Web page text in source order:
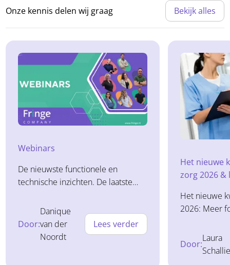
Onze kennis delen wij graag Bekijk alles
Webinars
De nieuwste functionele en
technische inzichten. De laatste
en programmatisch toetsen.
Brightspace vaardigheden naar een
hoger niveau. Onze webinar lerend
Door:
Danique
van der
Noordt
Lees verder
Het nieuwe
zorg 2026 &
Het nieuwe
2026: Meer
aan een
kwam niet
Door:
Laura